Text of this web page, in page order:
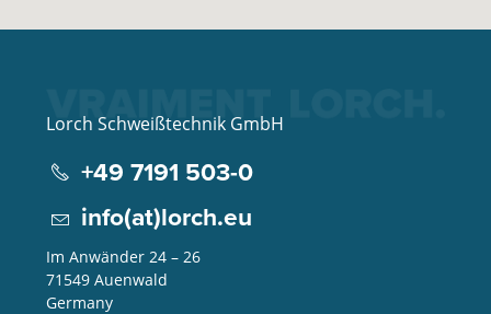
Lorch Schweißtechnik GmbH
+49 7191 503-0
info(at)lorch.eu
Im Anwänder 24 – 26
71549 Auenwald
Germany